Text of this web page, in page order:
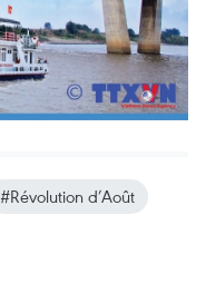
#Révolution d’Août